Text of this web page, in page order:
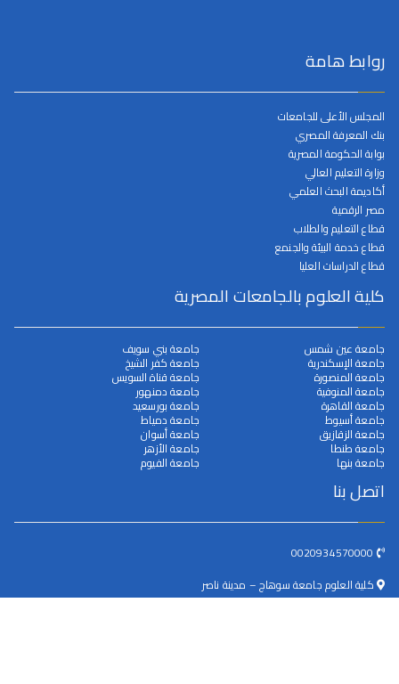
روابط هامة
المجلس الأعلى للجامعات
بنك المعرفة المصري
بوابة الحكومة المصرية
وزارة التعليم العالي
أكاديمة البحث العلمي
مصر الرقمية
قطاع التعليم والطلاب
قطاع خدمة البيئة والجنمع
قطاع الدراسات العليا
كلية العلوم بالجامعات المصرية
جامعة عين شمس
جامعة الإسكندرية
جامعة المنصورة
جامعة المنوفية
جامعة القاهرة
جامعة أسيوط
جامعة الزقازيق
جامعة طنطا
جامعة بنها
جامعة بني سويف
جامعة كفر الشيخ
جامعة قناة السويس
جامعة دمنهور
جامعة بورسعيد
جامعة دمياط
جامعة أسوان
جامعة الأزهر
جامعة الفيوم
اتصل بنا
كلية العلوم جامعة سوهاج – مدينة ناصر